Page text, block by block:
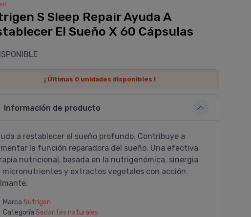
S Sleep Repair Ayuda A
El Sueño X 60 Cápsulas
¡ Últimas 0 unidades disponibles !
Información de producto
a restablecer el sueño profundo. Contribuye a
la función reparadora del sueño. Una efectiva
nutricional, basada en la nutrigenómica, sinergia
micronutrientes y extractos vegetales con acción
Marca Nutrigen
Categoría Sedantes naturales